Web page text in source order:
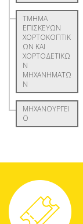
ΤΜΗΜΑ
ΕΠΙΣΚΕΥΩΝ
ΧΟΡΤΟΚΟΠΤΙΚ
ΩΝ ΚΑΙ
ΧΟΡΤΟΔΕΤΙΚΩ
Ν
ΜΗΧΑΝΗΜΑΤΩ
Ν
ΜΗΧΑΝΟΥΡΓΕΙ
Ο